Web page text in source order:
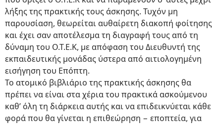
λήξης της πρακτικής τους άσκησης. Τυχόν μη
παρουσίαση, θεωρείται αυθαίρετη διακοπή φοίτησης
και έχει σαν αποτέλεσμα τη διαγραφή τους από τη
δύναμη του Ο.Τ.Ε.Κ, με απόφαση του Διευθυντή της
εκπαιδευτικής μονάδας ύστερα από αιτιολογημένη
εισήγηση του Επόπτη.
Το ατομικό βιβλιάριο της πρακτικής άσκησης θα
πρέπει να είναι στα χέρια του πρακτικά ασκούμενου
καθ’ όλη τη διάρκεια αυτής και να επιδεικνύεται κάθε
φορά που θα γίνεται η επιθεώρηση − εποπτεία, για